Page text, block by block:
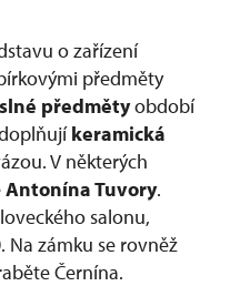
o zařízení
předměty
předmětyobdobí
keramická
V některých
Antonína Tuvory.
salonu,
Na zámku se rovněž
Černína.